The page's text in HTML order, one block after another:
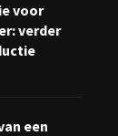
voor
verder
een